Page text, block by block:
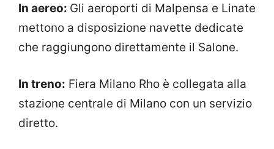
In aereo: Gli aeroporti di Malpensa e Linate
mettono a disposizione navette dedicate
che raggiungono direttamente il Salone.
In treno: Fiera Milano Rho è collegata alla
stazione centrale di Milano con un servizio
diretto.